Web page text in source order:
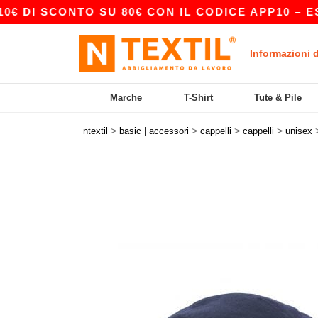
SU 80€ CON IL CODICE APP10 –
Informazioni
Marche T-Shirt Tute & Pile
ntextil > basic | accessori > cappelli > cappelli > unisex